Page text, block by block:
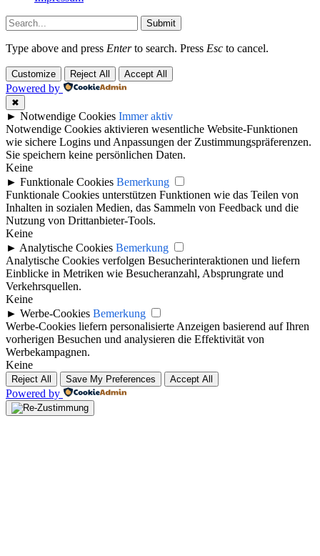
Submit
Type above and press Enterto search. Press Esc to cancel.
Customize Reject All Accept All
Powered by
✖
► Notwendige Cookies Immer aktiv
Notwendige Cookies aktivieren wesentliche Website-Funktionen
wie sichere Logins und Anpassungen der Zustimmungspräferenzen.
Sie speichern keine persönlichen Daten.
Keine
► Funktionale Cookies Bemerkung
Funktionale Cookies unterstützen Funktionen wie das Teilen von
Inhalten in sozialen Medien, das Sammeln von Feedback und die
Nutzung von Drittanbieter-Tools.
Keine
► Analytische Cookies Bemerkung
Analytische Cookies verfolgen Besucherinteraktionen und liefern
Einblicke in Metriken wie Besucheranzahl, Absprungrate und
Verkehrsquellen.
Keine
► Werbe-Cookies Bemerkung
Werbe-Cookies liefern personalisierte Anzeigen basierend auf Ihren
vorherigen Besuchen und analysieren die Effektivität von
Werbekampagnen.
Keine
Reject All Save My Preferences Accept All
Powered by